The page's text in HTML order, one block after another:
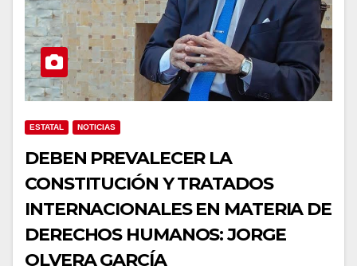
ESTATAL NOTICIAS
DEBEN PREVALECER LA
CONSTITUCIÓN Y TRATADOS
INTERNACIONALES EN MATERIA DE
DERECHOS HUMANOS: JORGE
OLVERA GARCÍA